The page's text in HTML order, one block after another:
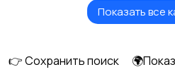
Красота и здоровьеПоказать все
👉 Сохранить поиск